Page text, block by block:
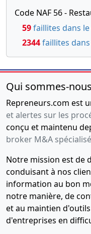
Code NAF 56 -
59faillites dans le
2344faillites
Qui sommes-
Repreneurs.com est
et alertes sur les
conçu et maintenu
broker M&A
Notre mission est de
conduisant à nos
information au bon
notre manière, de
et au maintien
d'entreprises en